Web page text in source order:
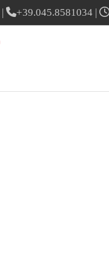
| +39.045.8581034 |